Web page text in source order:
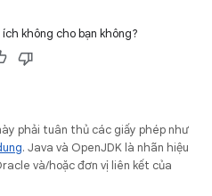
không cho bạn không?
phải tuân thủ các giấy phép như
. Java và OpenJDK là nhãn hiệu
và/hoặc đơn vị liên kết của